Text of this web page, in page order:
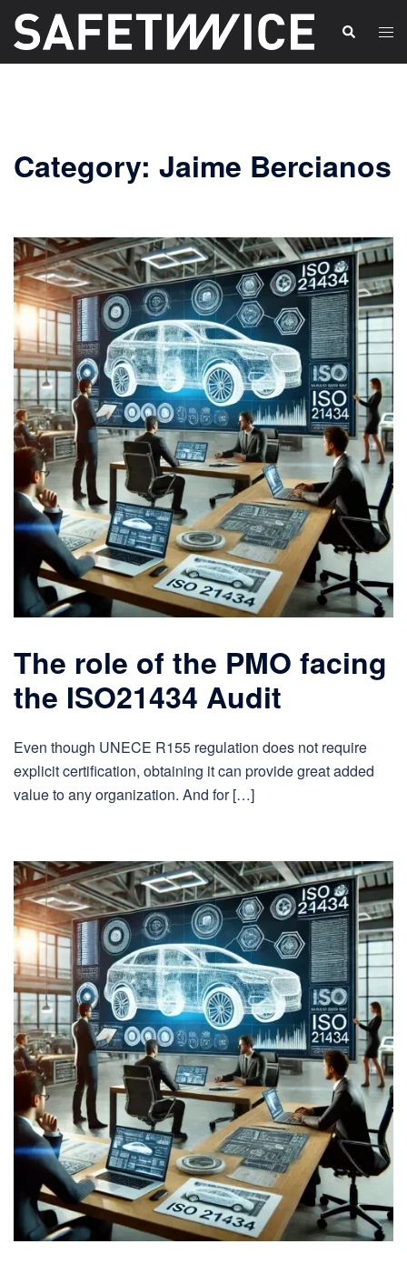
Skip
Search
Category: Jaime Bercianos
The role of the PMO facing
the ISO21434 Audit
Even though UNECE R155 regulation does not require
explicit certification, obtaining it can provide great added
value to any organization. And for […]